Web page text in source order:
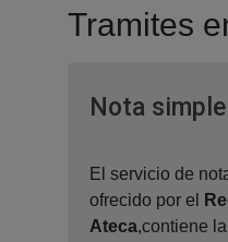
Tramites
Nota simple
El servicio de
ofrecido por el
Ateca,contiene